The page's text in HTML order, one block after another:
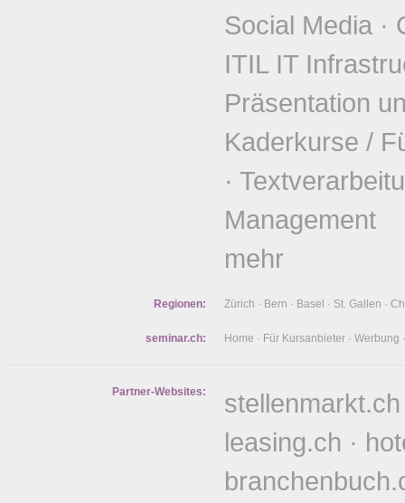
Social Media ·
ITIL IT
Präsentation
Kaderkurse /
·
Management
mehr
Regionen: Zürich · Bern · Basel · St. Gallen ·
seminar.ch: Home · Für Kursanbieter · Werbung
Partner-Websites: stellenmarkt.ch
leasing.ch ·